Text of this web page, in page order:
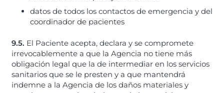
datos de todos los contactos de emergencia y del
coordinador de pacientes
9.5. El Paciente acepta, declara y se compromete
irrevocablemente a que la Agencia no tiene más
obligación legal que la de intermediar en los servicios
sanitarios que se le presten y a que mantendrá
indemne a la Agencia de los daños materiales y